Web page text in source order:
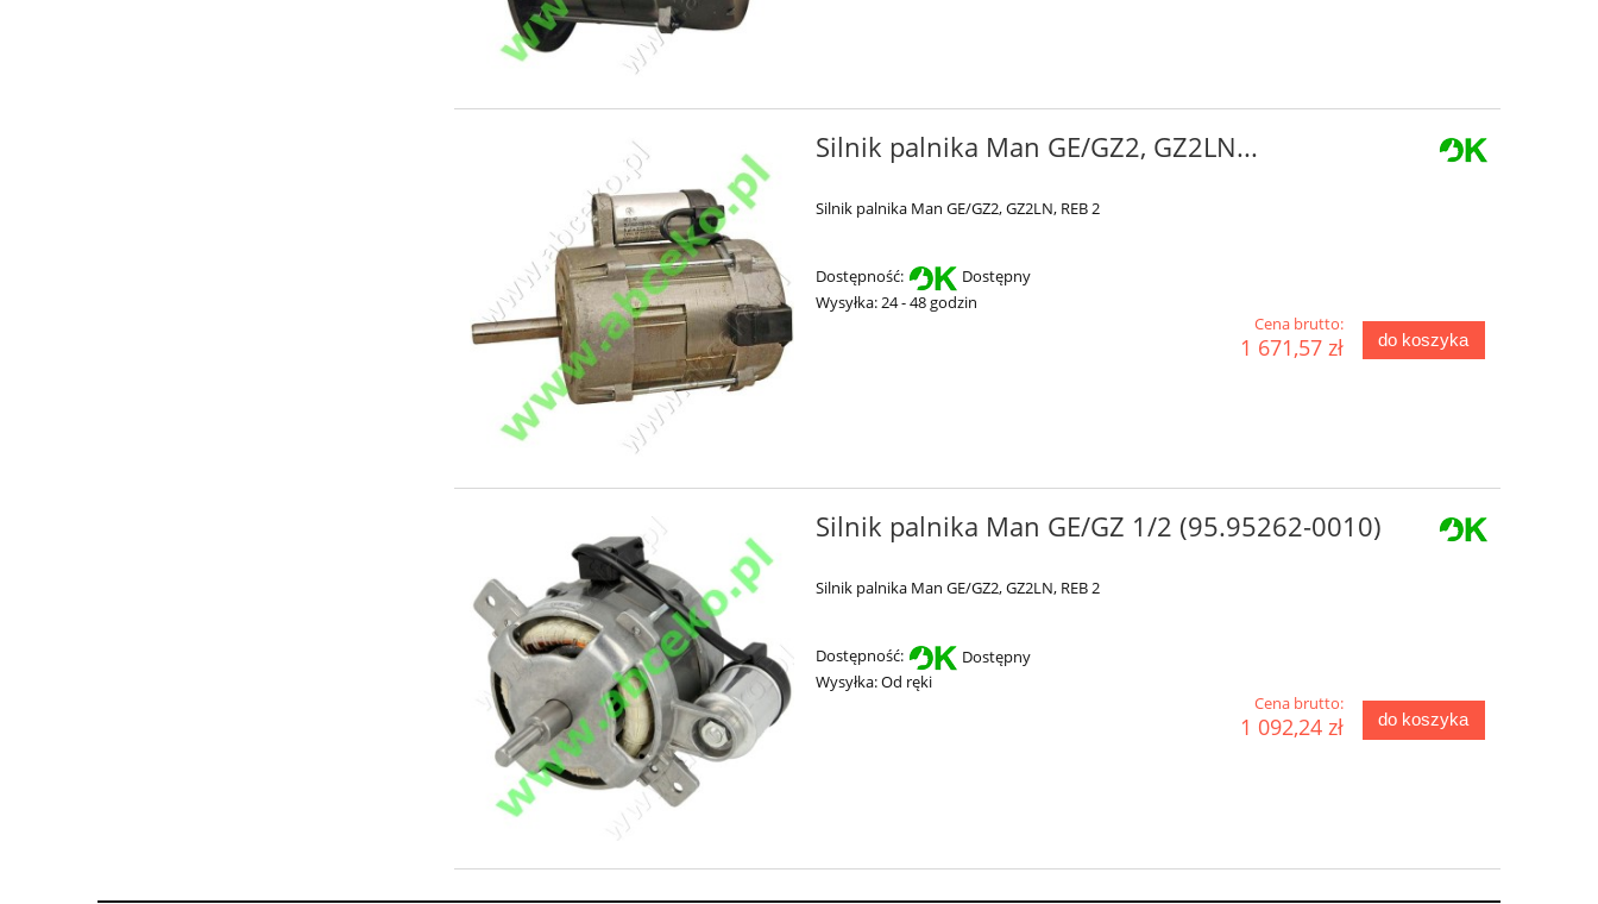
Silnik palnika Man GE/GZ2, GZ2LN...
Silnik palnika Man GE/GZ2, GZ2LN, REB 2
Dostępność:
Dostępny
Wysyłka: 24 - 48 godzin
Cena brutto:
1 671,57 zł do koszyka
Silnik palnika Man GE/GZ 1/2 (95.95262-0010)
Silnik palnika Man GE/GZ2, GZ2LN, REB 2
Dostępność:
Dostępny
Wysyłka:Od ręki
Cena brutto:
1 092,24 zł do koszyka